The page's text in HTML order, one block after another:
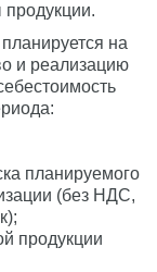
на
и реализацию
планируемого
(без НДС,
продукции